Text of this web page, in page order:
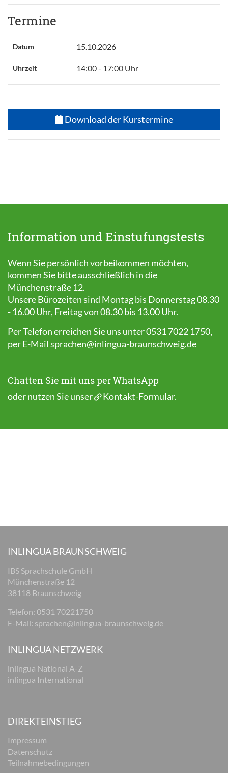
Termine
Datum 15.10.2026
Uhrzeit 14:00 - 17:00 Uhr
Download der Kurstermine
Information und Einstufungstests
Wenn Sie persönlich vorbeikommen möchten,
kommen Sie bitte ausschließlich in die
Münchenstraße 12.
Unsere Bürozeiten sind Montag bis Donnerstag 08.30
- 16.00 Uhr, Freitag von 08.30 bis 13.00 Uhr.
Per Telefon erreichen Sie uns unter 0531 7022 1750,
per E-Mail sprachen@inlingua-braunschweig.de
Chatten Sie mit uns per WhatsApp
oder nutzen Sie unser Kontakt-Formular.
INLINGUA BRAUNSCHWEIG
IBS Sprachschule GmbH
Münchenstraße 12
38118 Braunschweig
Telefon: 0531 70221750
E-Mail: sprachen@inlingua-braunschweig.de
INLINGUA NETZWERK
inlingua National A-Z
inlingua International
DIREKTEINSTIEG
Impressum
Datenschutz
Teilnahmebedingungen